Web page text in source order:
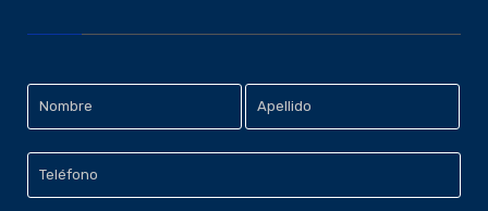
Personales*
Nombre
Apellido
Teléfono